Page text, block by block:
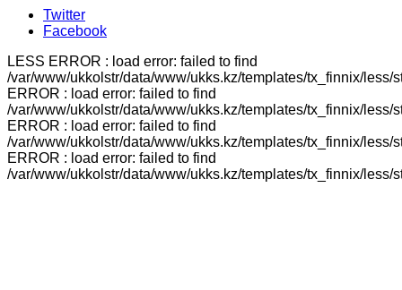
Twitter
Facebook
LESS ERROR : load error: failed to find
/var/www/ukkolstr/data/www/ukks.kz/templates/tx_finnix/less/
ERROR : load error: failed to find
/var/www/ukkolstr/data/www/ukks.kz/templates/tx_finnix/less/
ERROR : load error: failed to find
/var/www/ukkolstr/data/www/ukks.kz/templates/tx_finnix/less/
ERROR : load error: failed to find
/var/www/ukkolstr/data/www/ukks.kz/templates/tx_finnix/less/